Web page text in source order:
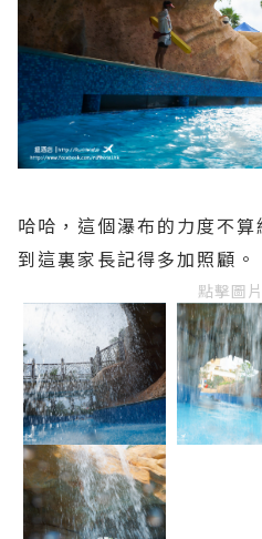
哈哈，這個瀑布的力度不
到這裏家長記得多加照顧。
點擊圖